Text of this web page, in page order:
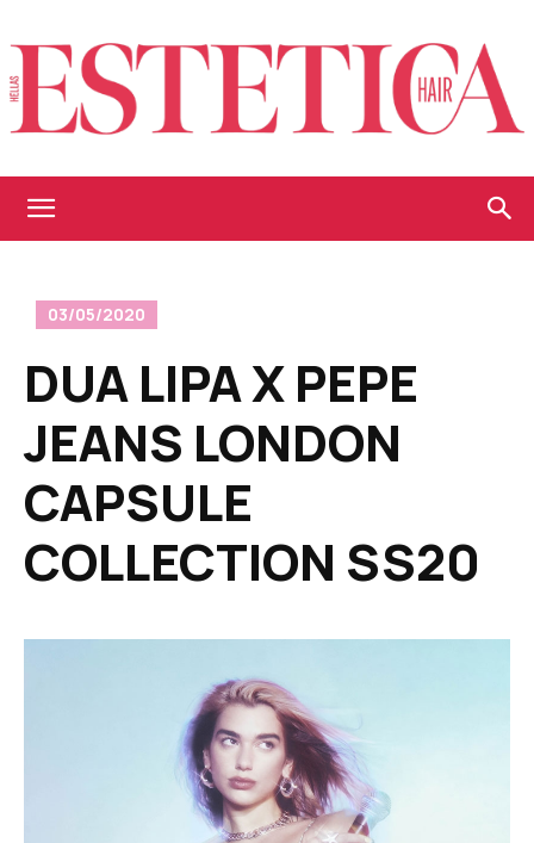
03/05/2020
DUA LIPA X PEPE
JEANS LONDON
CAPSULE
COLLECTION SS20